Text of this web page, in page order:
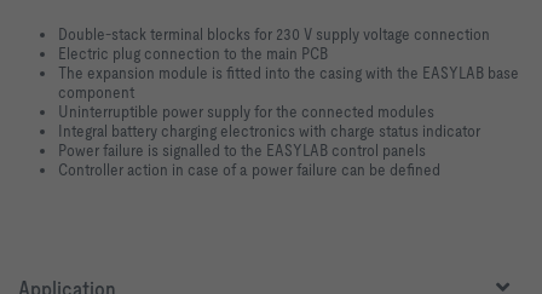
Double-stack terminal blocks for 230 V supply voltage connection
Electric plug connection to the main PCB
The expansion module is fitted into the casing with the EASYLAB base
component
Uninterruptible power supply for the connected modules
Integral battery charging electronics with charge status indicator
Power failure is signalled to the EASYLAB control panels
Controller action in case of a power failure can be defined
Application